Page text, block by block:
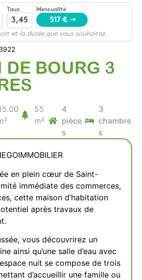
DE BOURG 3
55
m²
4
pièce
s
3
chambre
s
en plein cœur de Saint-
immédiate des commerces,
cette maison d’habitation
après travaux de
vous découvrirez un
ainsi qu’une salle d’eau avec
nuit se compose de trois
d’accueillir une famille ou